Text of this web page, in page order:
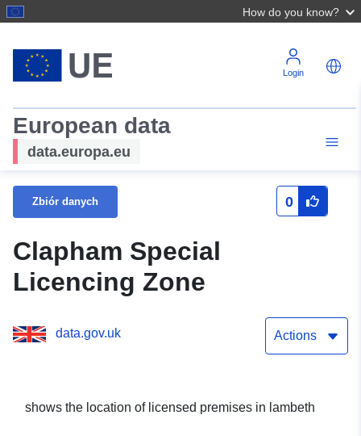
How do you know?
Login
European data
data.europa.eu
Zbiór danych 0
Clapham Special
Licencing Zone
data.gov.uk Actions
shows the location of licensed premises in lambeth